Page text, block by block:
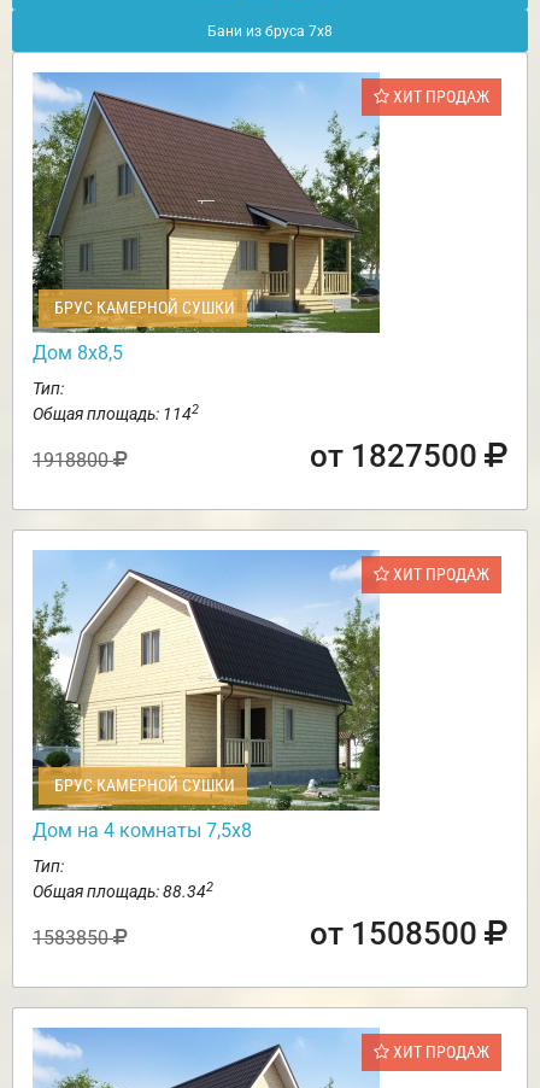
Бани из бруса 7х8
ХИТ ПРОДАЖ
БРУС КАМЕРНОЙ СУШКИ
Дом 8х8,5
Тип:
Общая площадь: 1142
1918800 от 1827500
ХИТ ПРОДАЖ
БРУС КАМЕРНОЙ СУШКИ
Дом на 4 комнаты 7,5х8
Тип:
Общая площадь: 88.342
1583850 от 1508500
ХИТ ПРОДАЖ